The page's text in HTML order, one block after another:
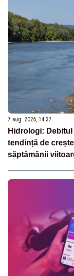
7 aug. 2026, 14:37
Hidrologi:
tendință de
săptămânii